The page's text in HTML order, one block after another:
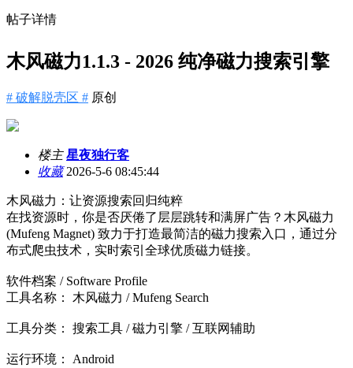
帖子详情
木风磁力1.1.3 - 2026 纯净磁力搜索引擎
# 破解脱壳区 # 原创
楼主 星夜独行客
收藏2026-5-6 08:45:44
木风磁力：让资源搜索回归纯粹
在找资源时，你是否厌倦了层层跳转和满屏广告？木风磁力
(Mufeng Magnet) 致力于打造最简洁的磁力搜索入口，通过分
布式爬虫技术，实时索引全球优质磁力链接。
软件档案 / Software Profile
工具名称： 木风磁力 / Mufeng Search
工具分类： 搜索工具 / 磁力引擎 / 互联网辅助
运行环境： Android